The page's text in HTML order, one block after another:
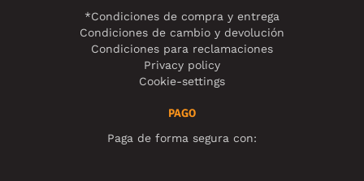
*Condiciones de compra y entrega
Condiciones de cambio y devolución
Condiciones para reclamaciones
Privacy policy
Cookie-settings
PAGO
Paga de forma segura con: